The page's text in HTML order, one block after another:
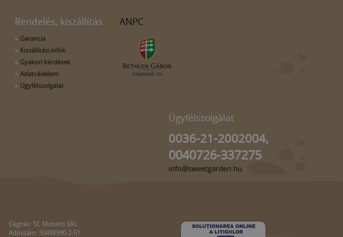
Rendelés, kiszállítás
Garancia
Kiszállítási infók
Gyakori kérdések
Adatvédelem
Ügyfélszolgálat
ANPC
Ügyfélszolgálat
0036-21-2002004,
0040726-337275
info@sweetgarden.hu
Cégnév: SC Mobilro SRL
Adószám: 30498990-2-51